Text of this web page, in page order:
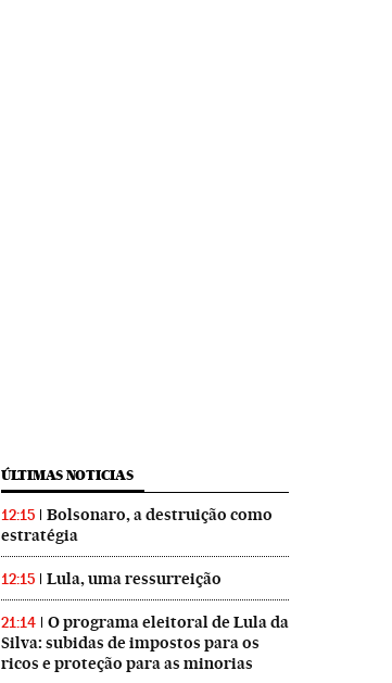
ÚLTIMAS NOTICIAS
12:15
Bolsonaro, a destruição como
estratégia
12:15 Lula, uma ressurreição
21:14
O programa eleitoral de Lula da
Silva: subidas de impostos para os
ricos e proteção para as minorias